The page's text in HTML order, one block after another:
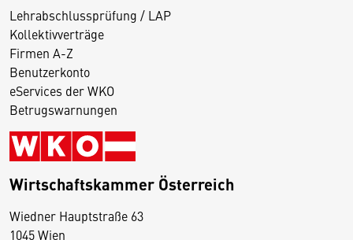
Lehrabschlussprüfung / LAP
Kollektivverträge
Firmen A-Z
Benutzerkonto
eServices der WKO
Betrugswarnungen
Wirtschaftskammer Österreich
Wiedner Hauptstraße 63
1045 Wien